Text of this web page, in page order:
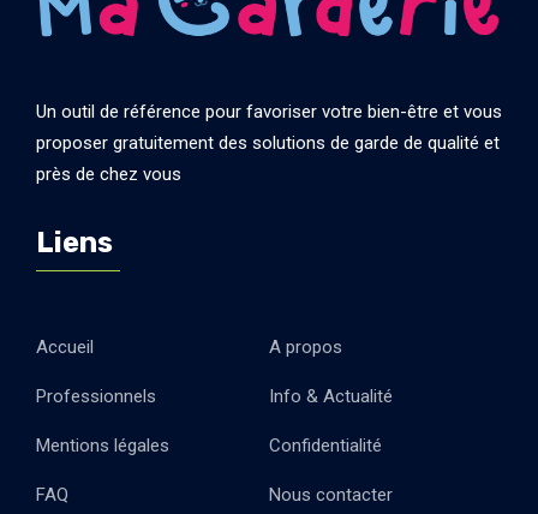
Un outil de référence pour favoriser votre bien-être et vous
proposer gratuitement des solutions de garde de qualité et
près de chez vous
Liens
Accueil A propos
Professionnels Info & Actualité
Mentions légales Confidentialité
FAQ Nous contacter